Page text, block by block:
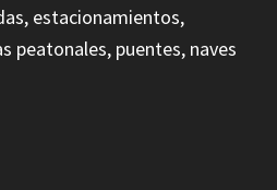
estacionamientos,
peatonales, puentes, naves